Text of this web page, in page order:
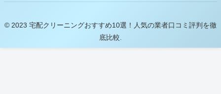
© 2023 宅配クリーニングおすすめ10選！人気の業者口コミ評判を徹
底比較.